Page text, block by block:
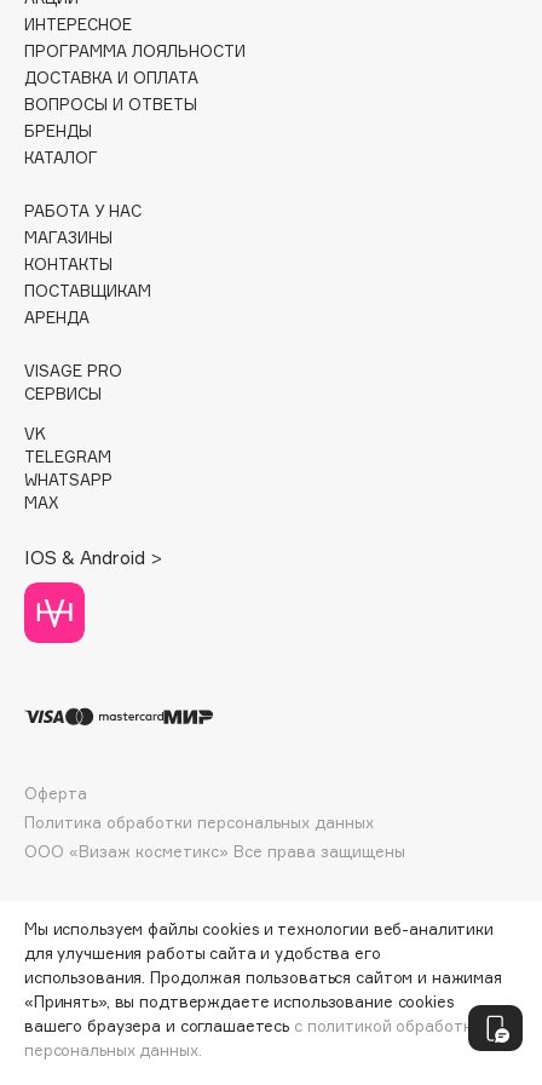
Collagenina
Consly
Corimo
CosRX
Cunzite
Curaprox
d'Alba
DARLING*
Darphin
Deonica
Dessange
Dior
Dolomit
DP Daily Perfection
Dr. Vranjes Firenze
Dr.Althea
Dr.Jart+
DSD de Luxe
Dyson
ПО ЗОЛОТОЙ КАРТЕ:464 ₽
ДОБАВИТЬ В КОРЗИНУ 515 ₽
ИНТЕРЕСНОЕ
ПРОГРАММА ЛОЯЛЬНОСТИ
ДОСТАВКА И ОПЛАТА
ВОПРОСЫ И ОТВЕТЫ
БРЕНДЫ
КАТАЛОГ
РАБОТА У НАС
МАГАЗИНЫ
КОНТАКТЫ
ПОСТАВЩИКАМ
АРЕНДА
VISAGE PRO
СЕРВИСЫ
VK
TELEGRAM
WHATSAPP
MAX
IOS & Android >
ООО «Визаж косметикс» Все права защищены
Оферта
Политика обработки персональных данных
Мы используем файлы cookies и технологии веб-аналитики
для улучшения работы сайта и удобства его
использования. Продолжая пользоваться сайтом и нажимая
«Принять», вы подтверждаете использование cookies
вашего браузера и соглашаетесь с политикой обработки
персональных данных.